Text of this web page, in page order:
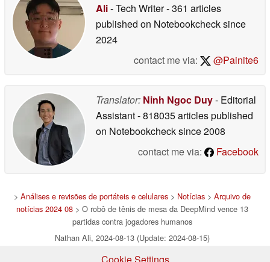
Ali- Tech Writer- 361 articles
published on Notebookchecksince
2024
contact me via:
@Painite6
Translator: Ninh Ngoc Duy- Editorial
Assistant- 818035 articles published
on Notebookchecksince 2008
contact me via:
Facebook
> Análises e revisões de portáteis e celulares> Notícias> Arquivo de
notícias 2024 08> O robô de tênis de mesa da DeepMind vence 13
partidas contra jogadores humanos
Nathan Ali, 2024-08-13 (Update: 2024-08-15)
Cookie Settings